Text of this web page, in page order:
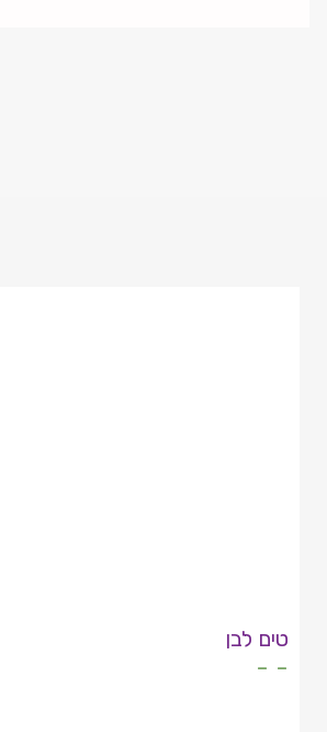
טים לבן
- -